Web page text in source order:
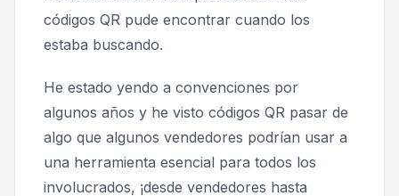
códigos QR pude encontrar cuando los
estaba buscando.
He estado yendo a convenciones por
algunos años y he visto códigos QR pasar de
algo que algunos vendedores podrían usar a
una herramienta esencial para todos los
involucrados, ¡desde vendedores hasta